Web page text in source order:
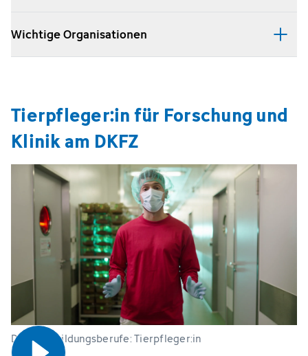
Wichtige Organisationen
Tierpfleger:in für Forschung und
Klinik am DKFZ
DKFZ Ausbildungsberufe: Tierpfleger:in
Video öffnen